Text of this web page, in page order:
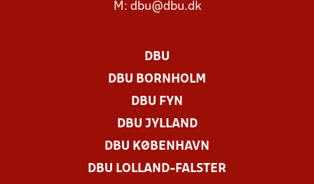
M: dbu@dbu.dk
DBU
DBU BORNHOLM
DBU FYN
DBU JYLLAND
DBU KØBENHAVN
DBU LOLLAND-FALSTER